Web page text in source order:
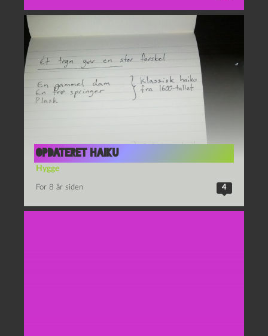
Opdateret haiku
Hygge
For 8 år siden 4